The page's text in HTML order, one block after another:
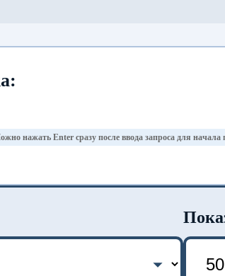
нажать Enter сразу после ввода запроса для начала